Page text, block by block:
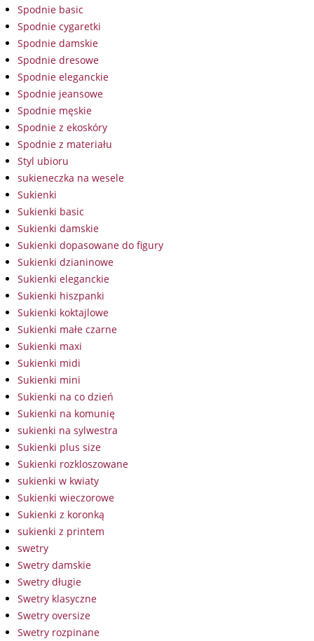
Spodnie basic
Spodnie cygaretki
Spodnie damskie
Spodnie dresowe
Spodnie eleganckie
Spodnie jeansowe
Spodnie męskie
Spodnie z ekoskóry
Spodnie z materiału
Styl ubioru
sukieneczka na wesele
Sukienki
Sukienki basic
Sukienki damskie
Sukienki dopasowane do figury
Sukienki dzianinowe
Sukienki eleganckie
Sukienki hiszpanki
Sukienki koktajlowe
Sukienki małe czarne
Sukienki maxi
Sukienki midi
Sukienki mini
Sukienki na co dzień
Sukienki na komunię
sukienki na sylwestra
Sukienki plus size
Sukienki rozkloszowane
sukienki w kwiaty
Sukienki wieczorowe
Sukienki z koronką
sukienki z printem
swetry
Swetry damskie
Swetry długie
Swetry klasyczne
Swetry oversize
Swetry rozpinane